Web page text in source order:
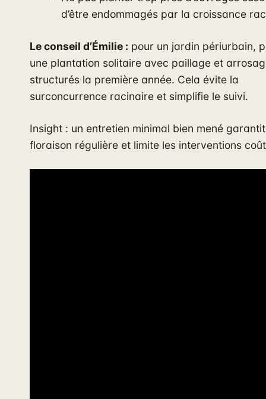
d’être endommagés par la croissance
Le conseil d’Émilie : pour un jardin périurbain,
une plantation solitaire avec paillage et
structurés la première année. Cela évite la
surconcurrence racinaire et simplifie le suivi.
Insight : un entretien minimal bien mené
floraison régulière et limite les interventions